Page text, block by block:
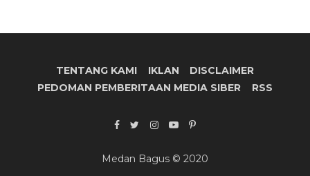
TENTANG KAMI IKLAN
DISCLAIMER
PEDOMAN PEMBERITAAN MEDIA SIBER
RSS
Medan Bagus © 2020